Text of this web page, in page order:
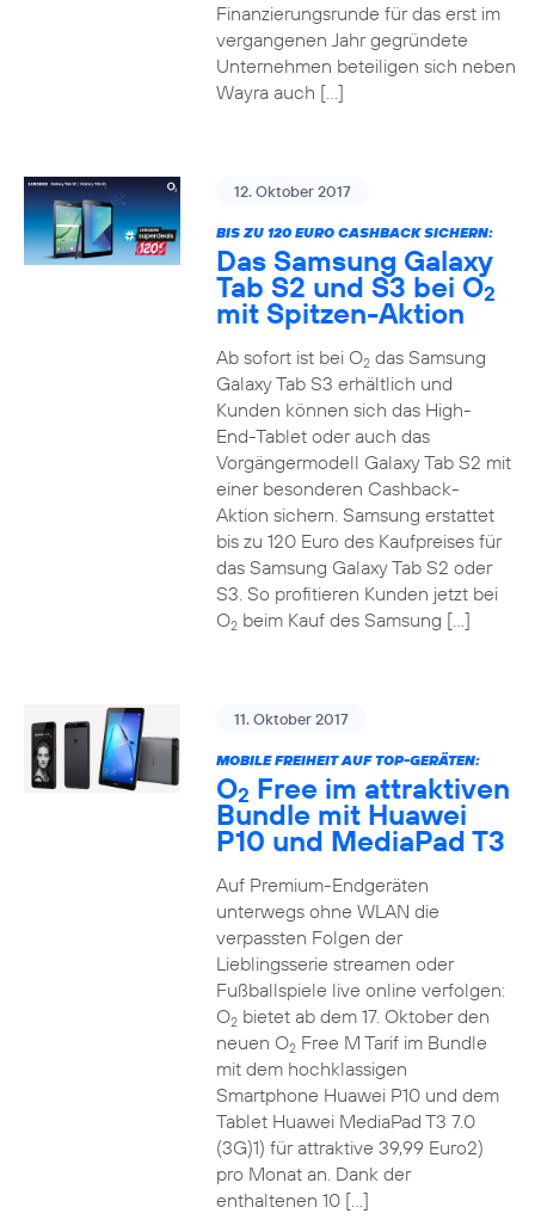
Finanzierungsrunde für das erst im
vergangenen Jahr gegründete
Unternehmen beteiligen sich neben
Wayra auch […]
12. Oktober 2017
BIS ZU 120 EURO CASHBACK SICHERN:
Das Samsung Galaxy
Tab S2 und S3 bei O2
mit Spitzen-Aktion
Ab sofort ist bei O2das Samsung
Galaxy Tab S3 erhältlich und
Kunden können sich das High-
End-Tablet oder auch das
Vorgängermodell Galaxy Tab S2 mit
einer besonderen Cashback-
Aktion sichern. Samsung erstattet
bis zu 120 Euro des Kaufpreises für
das Samsung Galaxy Tab S2 oder
S3. So profitieren Kunden jetzt bei
O2beim Kauf des Samsung […]
11. Oktober 2017
MOBILE FREIHEIT AUF TOP-GERÄTEN:
O2 Free im attraktiven
Bundle mit Huawei
P10 und MediaPad T3
Auf Premium-Endgeräten
unterwegs ohne WLAN die
verpassten Folgen der
Lieblingsserie streamen oder
Fußballspiele live online verfolgen:
O2bietet ab dem 17. Oktober den
neuen O2Free M Tarif im Bundle
mit dem hochklassigen
Smartphone Huawei P10 und dem
Tablet Huawei MediaPad T3 7.0
(3G)1) für attraktive 39,99 Euro2)
pro Monat an. Dank der
enthaltenen 10 […]